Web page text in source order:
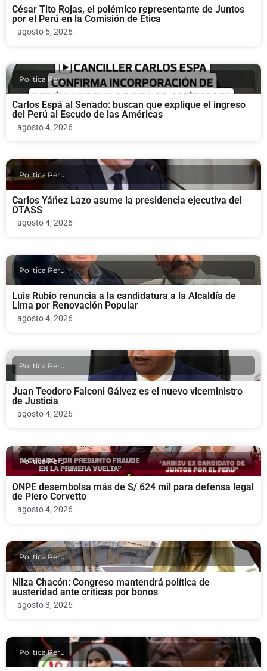
César Tito Rojas, el polémico representante de Juntos
por el Perú en la Comisión de Ética
agosto 5, 2026
Politica Peru
Carlos Espá al Senado: buscan que explique el ingreso
del Perú al Escudo de las Américas
agosto 4, 2026
Politica Peru
Carlos Yáñez Lazo asume la presidencia ejecutiva del
OTASS
agosto 4, 2026
Politica Peru
Luis Rubio renuncia a la candidatura a la Alcaldía de
Lima por Renovación Popular
agosto 4, 2026
Politica Peru
Juan Teodoro Falconi Gálvez es el nuevo viceministro
de Justicia
agosto 4, 2026
Politica Peru
ONPE desembolsa más de S/ 624 mil para defensa legal
de Piero Corvetto
agosto 4, 2026
Politica Peru
Nilza Chacón: Congreso mantendrá política de
austeridad ante críticas por bonos
agosto 3, 2026
Politica Peru